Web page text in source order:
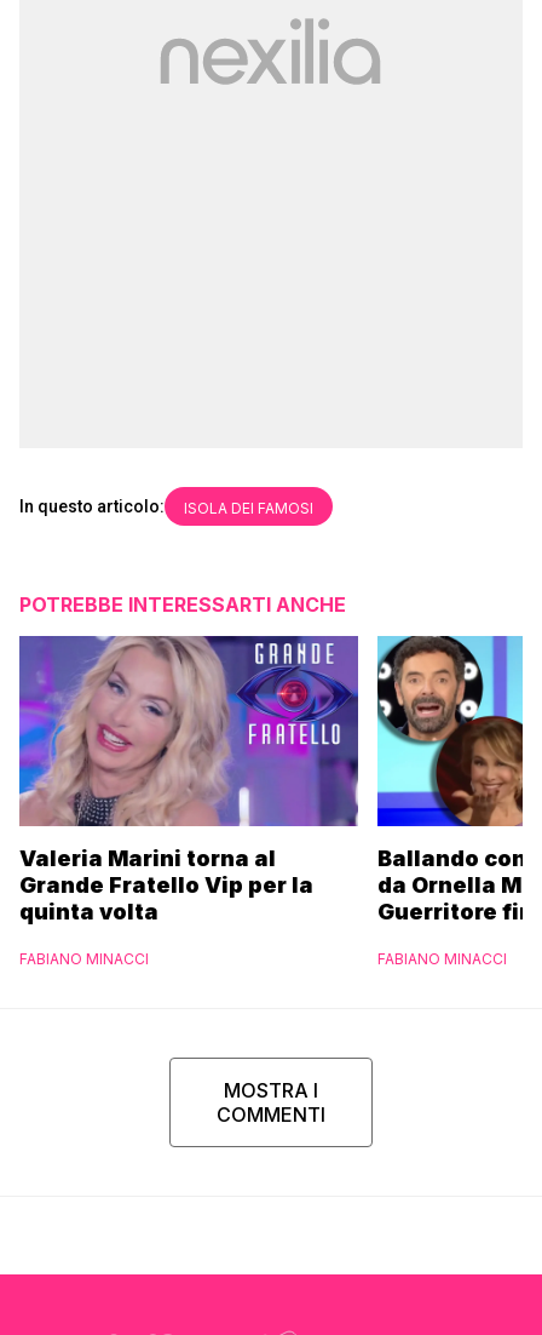
In questo articolo: ISOLA DEI FAMOSI
POTREBBE INTERESSARTI ANCHE
Valeria Marini torna al
Grande Fratello Vip per la
quinta volta
FABIANO MINACCI
Ballando con
da Ornella
Guerritore
l’esclusiva di
FABIANO MINACCI
MOSTRA I
COMMENTI